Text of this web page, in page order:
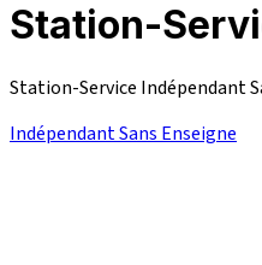
Station-
Station-Service Indépendant
Indépendant Sans Enseigne